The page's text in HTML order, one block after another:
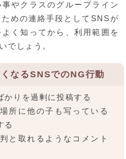
やクラスのグループライン
めの連絡手段としてSNSが
く知ってから、利用範囲を
でしょう。
なるSNSでのNG行動
りを過剰に投稿する
所に他の子も写っている
る
と取れるようなコメント